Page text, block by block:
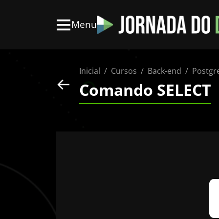
Menu
Inicial Cursos Back-end
Comando SELECT